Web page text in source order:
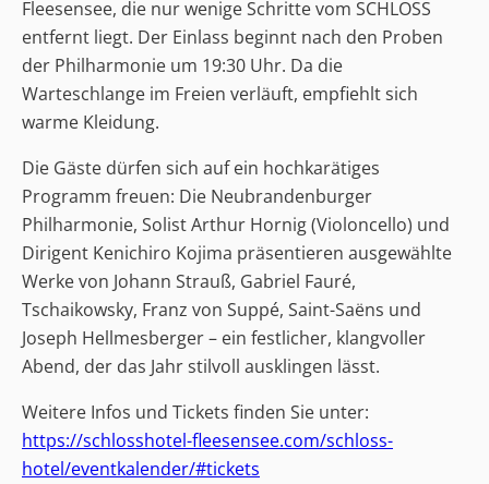
Fleesensee, die nur wenige Schritte vom SCHLOSS
entfernt liegt. Der Einlass beginnt nach den Proben
der Philharmonie um 19:30 Uhr. Da die
Warteschlange im Freien verläuft, empfiehlt sich
warme Kleidung.
Die Gäste dürfen sich auf ein hochkarätiges
Programm freuen: Die Neubrandenburger
Philharmonie, Solist Arthur Hornig (Violoncello) und
Dirigent Kenichiro Kojima präsentieren ausgewählte
Werke von Johann Strauß, Gabriel Fauré,
Tschaikowsky, Franz von Suppé, Saint-Saëns und
Joseph Hellmesberger – ein festlicher, klangvoller
Abend, der das Jahr stilvoll ausklingen lässt.
Weitere Infos und Tickets finden Sie unter:
https://schlosshotel-fleesensee.com/schloss-
hotel/eventkalender/#tickets